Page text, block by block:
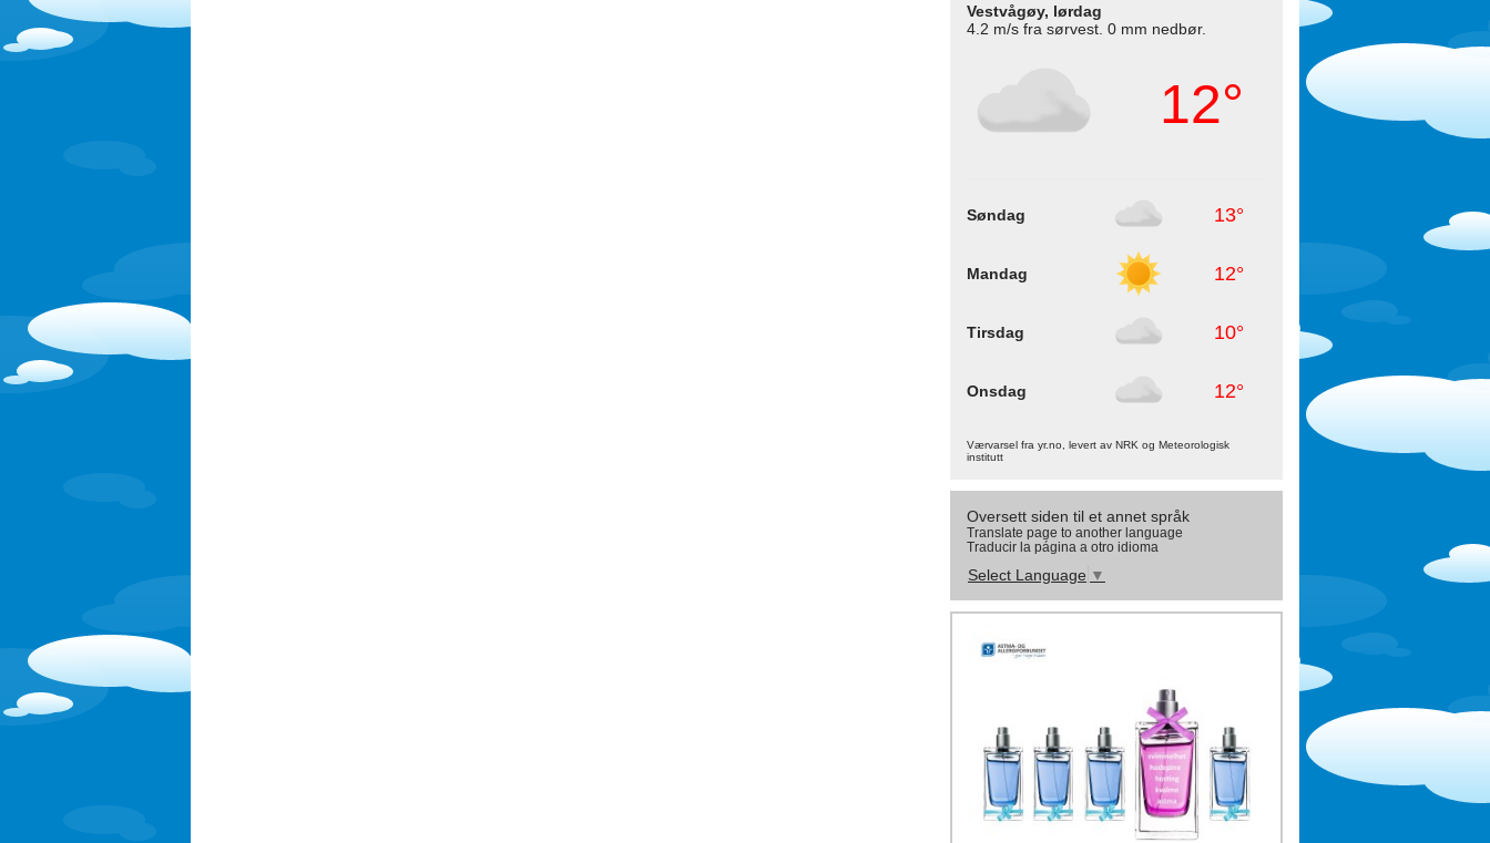
Vestvågøy, lørdag
4.2 m/s fra sørvest. 0 mm nedbør.
12°
Søndag 13°
Mandag 12°
Tirsdag 10°
Onsdag 12°
Værvarsel fra yr.no, levert av NRK og Meteorologisk
institutt
Oversett siden til et annet språk
Translate page to another language
Traducir la página a otro idioma
Select Language ▼